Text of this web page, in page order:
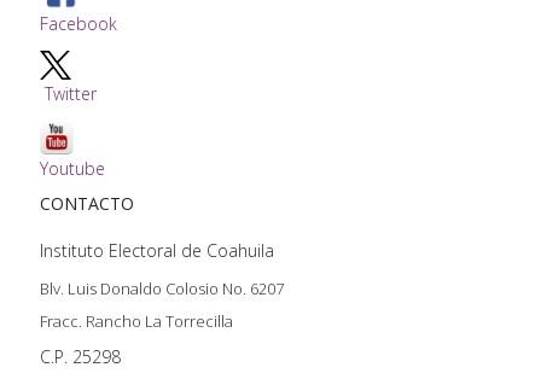
Facebook
Twitter
Youtube
CONTACTO
Instituto Electoral de Coahuila
Blv. Luis Donaldo Colosio No. 6207
Fracc. Rancho La Torrecilla
C.P. 25298